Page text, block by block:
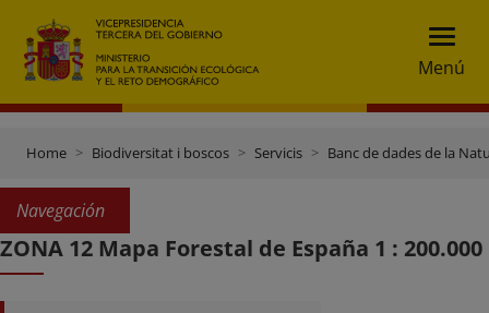
Menú
Home Biodiversitat i boscos Servicis Banc de dades de la
Navegación
ZONA 12 Mapa Forestal de España 1 : 200.000